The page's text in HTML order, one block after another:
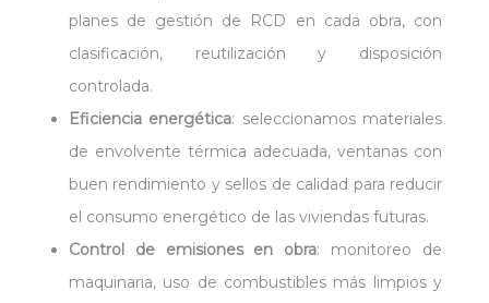
planes de gestión de RCD en cada obra, con
clasificación, reutilización y disposición
controlada.
Eficiencia energética: seleccionamos materiales
de envolvente térmica adecuada, ventanas con
buen rendimiento y sellos de calidad para reducir
el consumo energético de las viviendas futuras.
Control de emisiones en obra: monitoreo de
maquinaria, uso de combustibles más limpios y